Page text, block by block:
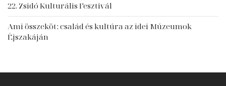
22. Zsidó Kulturális Fesztivál
Ami összeköt: család és kultúra az idei Múzeumok
Éjszakáján